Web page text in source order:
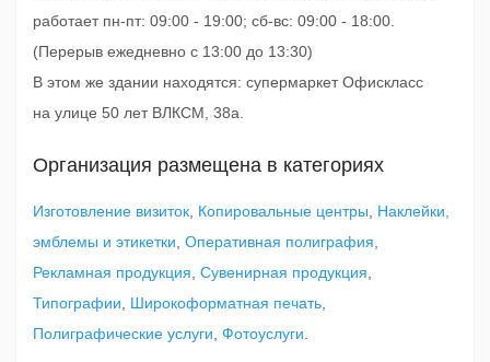
работает пн-пт: 09:00 - 19:00; сб-вс: 09:00 - 18:00.
(Перерыв ежедневно с 13:00 до 13:30)
В этом же здании находятся: супермаркет Офискласс
на улице 50 лет ВЛКСМ, 38а.
Организация размещена в категориях
Изготовление визиток Копировальные центры
Наклейки,
эмблемы и этикетки Оперативная полиграфия
Рекламная продукция Сувенирная продукция
Типографии
Широкоформатная печать
Полиграфические услуги Фотоуслуги